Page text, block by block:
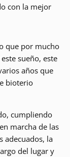
con la mejor
que por mucho
sueño, este
años que
bioterio
cumpliendo
marcha de las
adecuados, la
del lugar y